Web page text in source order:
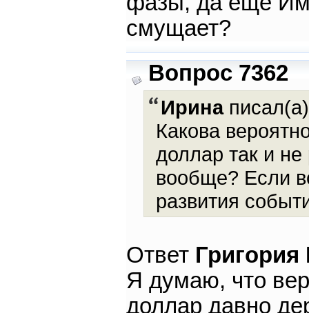
смущает?
Вопрос 7362
Ирина
Какова
доллар так и не
вообще? Если
развития
Ответ
Я думаю, что
доллар давно